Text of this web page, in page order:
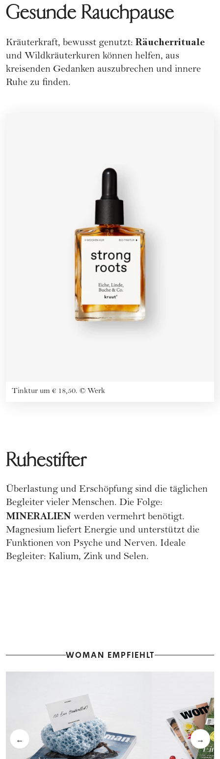
Gesunde Rauchpause
Kräuterkraft, bewusst genutzt: Räucherrituale
und Wildkräuterkuren können helfen, aus
kreisenden Gedanken auszubrechen und innere
Ruhe zu finden.
Tinktur um € 18,50. © Werk
Ruhestifter
Überlastung und Erschöpfung sind die täglichen
Begleiter vieler Menschen. Die Folge:
MINERALIEN werden vermehrt benötigt.
Magnesium liefert Energie und unterstützt die
Funktionen von Psyche und Nerven. Ideale
Begleiter: Kalium, Zink und Selen.
WOMAN EMPFIEHLT
← →